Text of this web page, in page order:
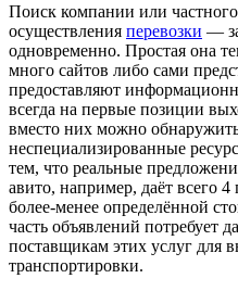
Поиск компании или
осуществления перевозки —
одновременно. Простая она
много сайтов либо сами
предоставляют
всегда на первые позиции
вместо них можно
неспециализированные
тем, что реальные
авито, например, даёт всего
более-менее определённой
часть объявлений потребует
поставщикам этих услуг для
транспортировки.